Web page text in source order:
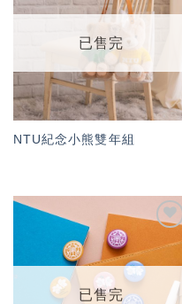
望輕
已售完
NTU紀念小熊雙年組
加入
「願
望輕
已售完